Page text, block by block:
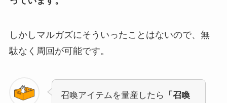
しかしマルガズにそういったことはないので、無
駄なく周回が可能です。
召喚アイテムを量産したら
「召喚